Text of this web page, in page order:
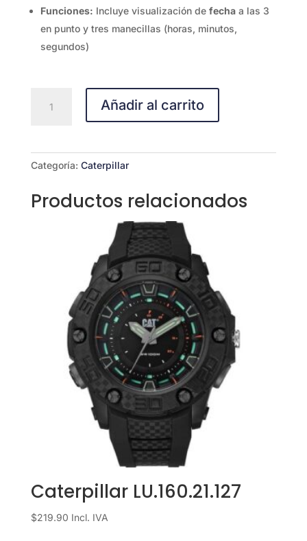
Funciones: Incluye visualización de fechaa las 3
en punto y tres manecillas (horas, minutos,
segundos)
cantidad
Añadir al carrito
Categoría: Caterpillar
Productos relacionados
Caterpillar LU.160.21.127
$219.90 Incl. IVA